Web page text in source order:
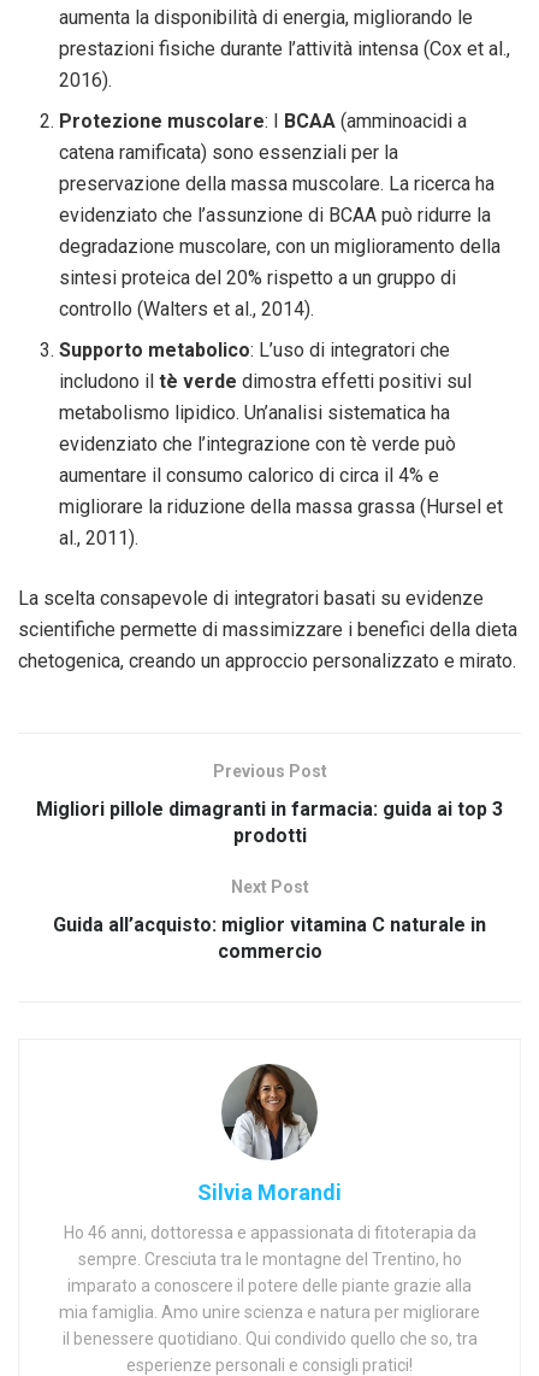
aumenta la disponibilità di energia, migliorando le
prestazioni fisiche durante l’attività intensa (Cox et al.,
2016).
Protezione muscolare: I BCAA (amminoacidi a
catena ramificata) sono essenziali per la
preservazione della massa muscolare. La ricerca ha
evidenziato che l’assunzione di BCAA può ridurre la
degradazione muscolare, con un miglioramento della
sintesi proteica del 20% rispetto a un gruppo di
controllo (Walters et al., 2014).
Supporto metabolico: L’uso di integratori che
includono iltè verde dimostra effetti positivi sul
metabolismo lipidico. Un’analisi sistematica ha
evidenziato che l’integrazione con tè verde può
aumentare il consumo calorico di circa il 4% e
migliorare la riduzione della massa grassa (Hursel et
al., 2011).
La scelta consapevole di integratori basati su evidenze
scientifiche permette di massimizzare i benefici della dieta
chetogenica, creando un approccio personalizzato e mirato.
Previous Post
Migliori pillole dimagranti in farmacia: guida ai top 3
prodotti
Next Post
Guida all’acquisto: miglior vitamina C naturale in
commercio
Silvia Morandi
Ho 46 anni, dottoressa e appassionata di fitoterapia da
sempre. Cresciuta tra le montagne del Trentino, ho
imparato a conoscere il potere delle piante grazie alla
mia famiglia. Amo unire scienza e natura per migliorare
il benessere quotidiano. Qui condivido quello che so, tra
esperienze personali e consigli pratici!